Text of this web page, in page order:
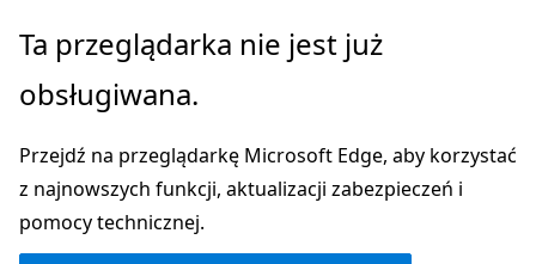
Przejdź
głównej
Ta przeglądarka nie jest już
obsługiwana.
Przejdź na przeglądarkę Microsoft Edge, aby korzystać
z najnowszych funkcji, aktualizacji zabezpieczeń i
pomocy technicznej.